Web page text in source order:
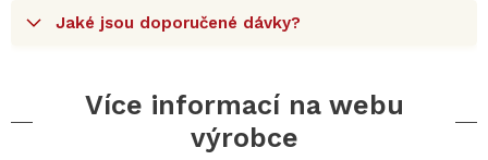
Jaké jsou doporučené dávky?
Více informací na webu
výrobce